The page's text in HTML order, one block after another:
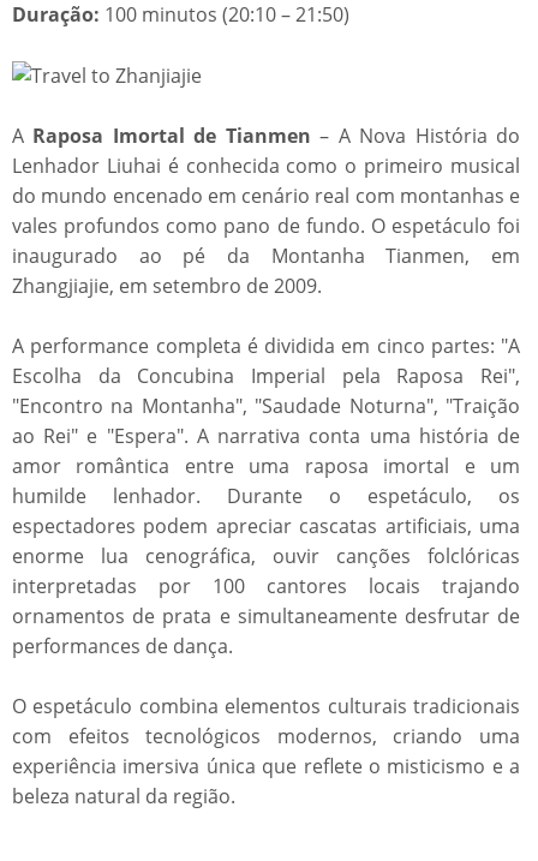
Duração: 100 minutos (20:10 – 21:50)
A Raposa Imortal de Tianmen – A Nova História do
Lenhador Liuhai é conhecida como o primeiro musical
do mundo encenado em cenário real com montanhas e
vales profundos como pano de fundo. O espetáculo foi
inaugurado ao pé da Montanha Tianmen, em
Zhangjiajie, em setembro de 2009.
A performance completa é dividida em cinco partes: "A
Escolha da Concubina Imperial pela Raposa Rei",
"Encontro na Montanha", "Saudade Noturna", "Traição
ao Rei" e "Espera". A narrativa conta uma história de
amor romântica entre uma raposa imortal e um
humilde lenhador. Durante o espetáculo, os
espectadores podem apreciar cascatas artificiais, uma
enorme lua cenográfica, ouvir canções folclóricas
interpretadas por 100 cantores locais trajando
ornamentos de prata e simultaneamente desfrutar de
performances de dança.
O espetáculo combina elementos culturais tradicionais
com efeitos tecnológicos modernos, criando uma
experiência imersiva única que reflete o misticismo e a
beleza natural da região.